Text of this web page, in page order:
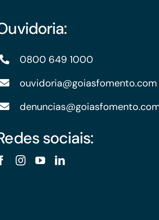
0800 649 1000
ouvidoria@goiasfomento.com
sociais: